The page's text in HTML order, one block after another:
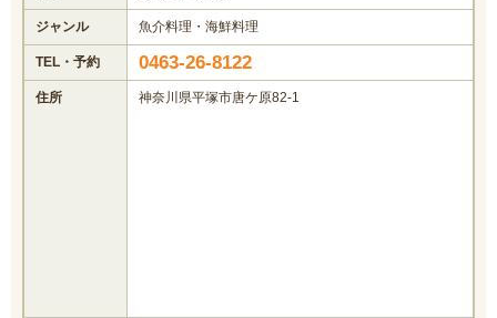
ジャンル 魚介料理・海鮮料理
TEL・予約 0463-26-8122
住所 神奈川県平塚市唐ケ原82-1